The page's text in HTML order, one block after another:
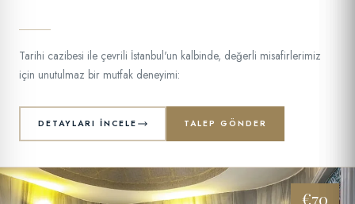
Tarihi cazibesi ile çevrili İstanbul'un kalbinde, değerli misafirlerimiz
için unutulmaz bir mutfak deneyimi:
DETAYLARI İNCELE TALEP GÖNDER
€70